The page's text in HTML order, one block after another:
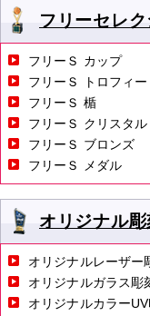
フリーセレ
フリーＳ カップ
フリーＳ トロフィー
フリーＳ 楯
フリーＳ クリスタ
フリーＳ ブロンズ
フリーＳ メダル
オリジナル彫
オリジナルレーザー
オリジナルガラス彫
オリジナルカラー